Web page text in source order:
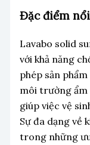
Đặc điểm
Lavabo solid
với khả năng
phép sản
môi trường ẩm
giúp việc vệ
Sự đa dạng về
trong những